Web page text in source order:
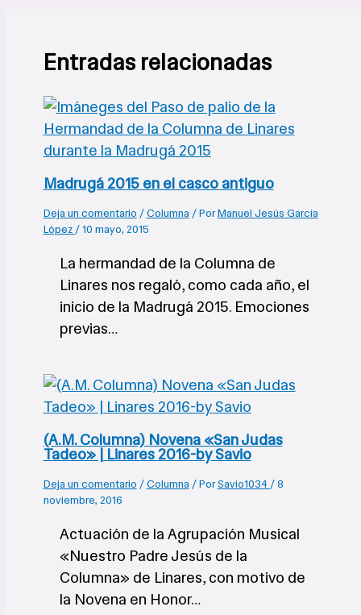
Entradas relacionadas
Madrugá 2015 en el casco antiguo
Deja un comentario /Columna / PorManuel Jesús García
López /10 mayo, 2015
La hermandad de la Columna de
Linares nos regaló, como cada año, el
inicio de la Madrugá 2015. Emociones
previas…
(A.M. Columna) Novena «San Judas
Tadeo» | Linares 2016-by Savio
Deja un comentario /Columna / PorSavio1034 /8
noviembre, 2016
Actuación de la Agrupación Musical
«Nuestro Padre Jesús de la
Columna» de Linares, con motivo de
la Novena en Honor…